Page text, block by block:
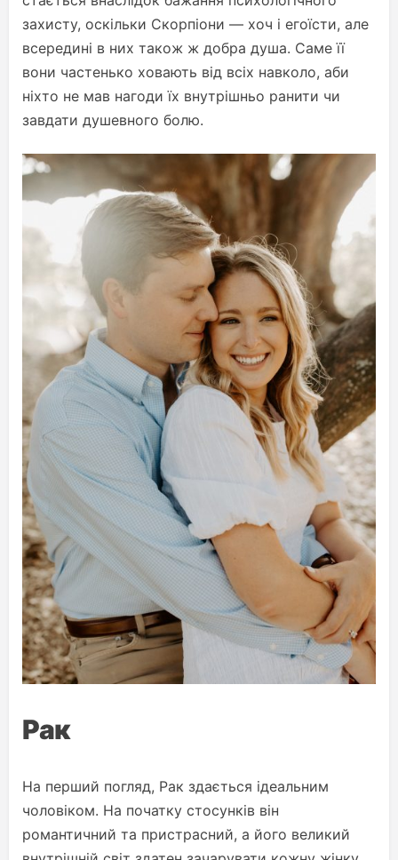
захисту, оскільки Скорпіони — хоч і егоїсти, але
всередині в них також ж добра душа. Саме її
вони частенько ховають від всіх навколо, аби
ніхто не мав нагоди їх внутрішньо ранити чи
завдати душевного болю.
Рак
На перший погляд, Рак здається ідеальним
чоловіком. На початку стосунків він
романтичний та пристрасний, а його великий